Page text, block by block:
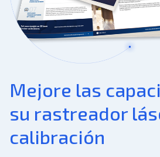
Mejore las
su rastreador
calibración